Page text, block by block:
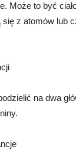
Może to być
się z atomów lub
na dwa